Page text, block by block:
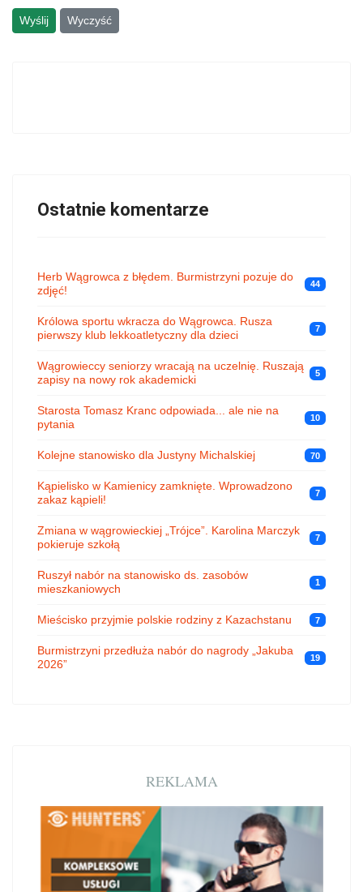
Wyślij Wyczyść
Ostatnie komentarze
Herb Wągrowca z błędem. Burmistrzyni pozuje do
zdjęć!
44
Królowa sportu wkracza do Wągrowca. Rusza
pierwszy klub lekkoatletyczny dla dzieci
7
Wągrowieccy seniorzy wracają na uczelnię. Ruszają
zapisy na nowy rok akademicki
5
Starosta Tomasz Kranc odpowiada... ale nie na
pytania
10
Kolejne stanowisko dla Justyny Michalskiej 70
Kąpielisko w Kamienicy zamknięte. Wprowadzono
zakaz kąpieli!
7
Zmiana w wągrowieckiej „Trójce”. Karolina Marczyk
pokieruje szkołą
7
Ruszył nabór na stanowisko ds. zasobów
mieszkaniowych
1
Mieścisko przyjmie polskie rodziny z Kazachstanu 7
Burmistrzyni przedłuża nabór do nagrody „Jakuba
2026”
19
REKLAMA